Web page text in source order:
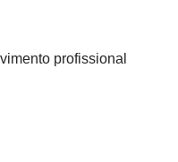
profissional